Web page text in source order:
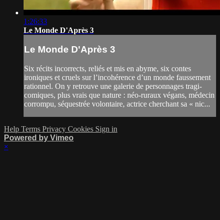
1:26:33
Le Monde D'Après 3
Le Monde D'Après 3
Six récits incorrects, reliés et mis en abyme, six contes
ironiques et cruels sur l’incohérence d’un monde faussement
rationnel. On y retrouve une galerie de personnages tragi-
comiques, plus vrais que nature : néo-ruraux végans, médecin
corrompu, séquestrée volontaire, actrice cherchant sa « nic...
Help Terms Privacy Cookies Sign in
Powered by Vimeo
×